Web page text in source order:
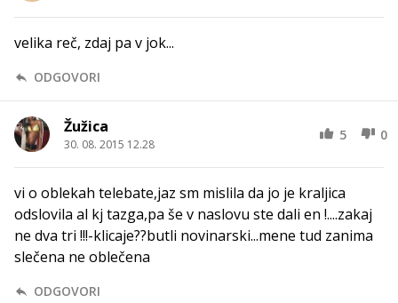
velika reč, zdaj pa v jok...
ODGOVORI
Žužica
30. 08. 2015 12.28
5 0
vi o oblekah telebate,jaz sm mislila da jo je kraljica
odslovila al kj tazga,pa še v naslovu ste dali en !....zakaj
ne dva tri !!!-klicaje??butli novinarski...mene tud zanima
slečena ne oblečena
ODGOVORI